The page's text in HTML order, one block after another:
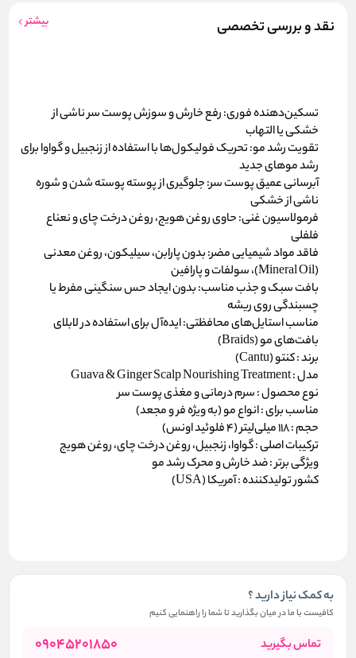
نقد و بررسی تخصصی بیشتر
تسکین‌دهنده فوری:رفع خارش و سوزش پوست سر ناشی از
خشکی یا التهاب
تقویت رشد مو:تحریک فولیکول‌ها با استفاده از زنجبیل و گواوا برای
رشد موهای جدید
آبرسانی عمیق پوست سر:جلوگیری از پوسته پوسته شدن و شوره
ناشی از خشکی
فرمولاسیون غنی:حاوی روغن هویج، روغن درخت چای و نعناع
فلفلی
فاقد مواد شیمیایی مضر:بدون پارابن، سیلیکون، روغن معدنی
(Mineral Oil)، سولفات و پارافین
بافت سبک و جذب مناسب:بدون ایجاد حس سنگینی مفرط یا
چسبندگی روی ریشه
مناسب استایل‌های محافظتی:ایده‌آل برای استفاده در لابلای
بافت‌های مو (Braids)
برند :کنتو (Cantu)
مدل :Guava & Ginger Scalp Nourishing Treatment
نوع محصول :سرم درمانی و مغذی پوست سر
مناسب برای :انواع مو (به ویژه فر و مجعد)
حجم :
ترکیبات اصلی :گواوا، زنجبیل، روغن درخت چای، روغن هویج
ویژگی برتر :ضد خارش و محرک رشد مو
کشور تولیدکننده :آمریکا (USA)
به کمک نیاز دارید ؟
کافیست با ما در میان بگذارید تا شما را راهنمایی کنیم
تماس بگیرید 09045201850